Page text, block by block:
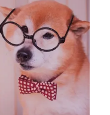
डूब जाना आम बात है।